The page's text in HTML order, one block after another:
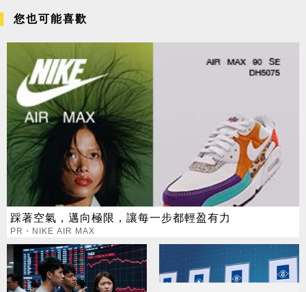
您也可能喜歡
踩著空氣，邁向極限，讓每一步都輕盈有力
PR・NIKE AIR MAX